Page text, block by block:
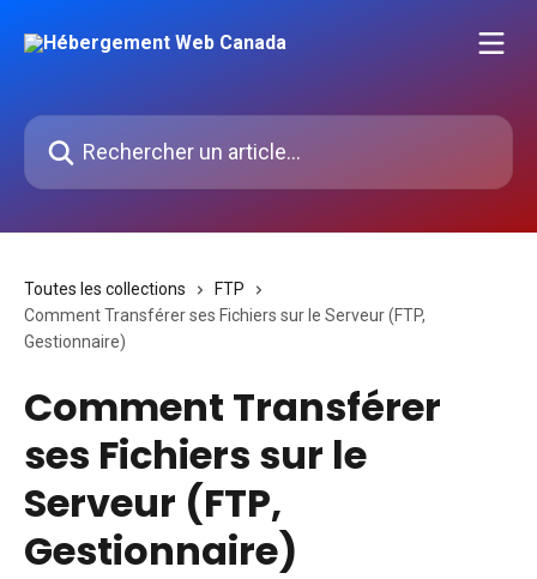
Rechercher un article...
Toutes les collections
FTP
Comment Transférer ses Fichiers sur le Serveur (FTP,
Gestionnaire)
Comment Transférer
ses Fichiers sur le
Serveur (FTP,
Gestionnaire)